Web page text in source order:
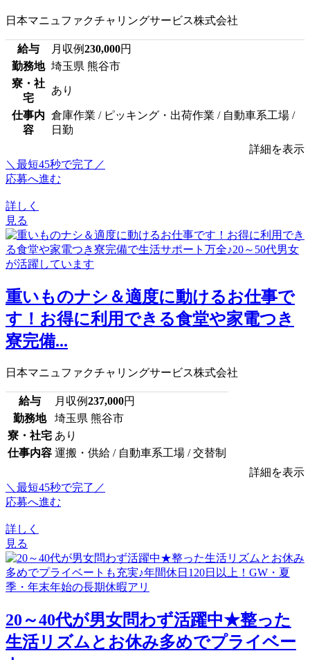
日本マニュファクチャリングサービス株式会社
給与 月収例230,000円
勤務地 埼玉県 熊谷市
寮・社
宅
あり
仕事内
容
倉庫作業 / ピッキング・出荷作業 / 自動車系工場 /
日勤
詳細を表示
＼最短45秒で完了／
応募へ進む
詳しく
見る
重いものナシ＆適度に動けるお仕事で
す！お得に利用できる食堂や家電つき
寮完備...
日本マニュファクチャリングサービス株式会社
給与 月収例237,000円
勤務地
埼玉県 熊谷市
寮・社宅 あり
仕事内容 運搬・供給 / 自動車系工場 / 交替制
詳細を表示
＼最短45秒で完了／
応募へ進む
詳しく
見る
20～40代が男女問わず活躍中★整った
生活リズムとお休み多めでプライベー